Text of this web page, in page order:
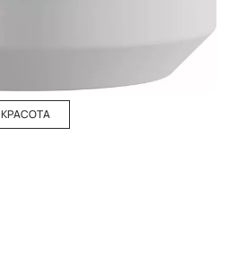
КРАСОТА